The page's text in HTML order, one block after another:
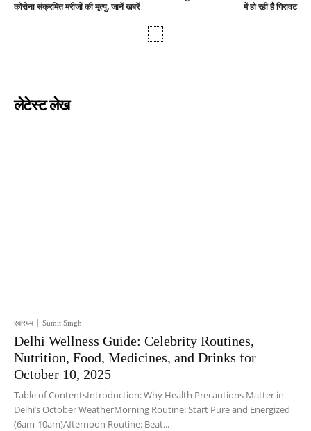
कोरोना संक्रमित मरीजों की मृत्यु, जानें खबरें
में हो रही है गिरावट
लेटेस्ट लेख
स्वास्थ्य Sumit Singh
Delhi Wellness Guide: Celebrity Routines,
Nutrition, Food, Medicines, and Drinks for
October 10, 2025
Table of ContentsIntroduction: Why Health Precautions Matter in
Delhi’s October WeatherMorning Routine: Start Pure and Energized
(6am-10am)Afternoon Routine: Beat...